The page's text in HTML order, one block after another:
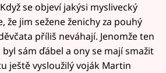
se objeví jakýsi myslivecký
že jim sežene ženichy za pouhý
příliš neváhají. Jenomže ten
sám ďábel a ony se mají smažit
ještě vysloužilý voják Martin